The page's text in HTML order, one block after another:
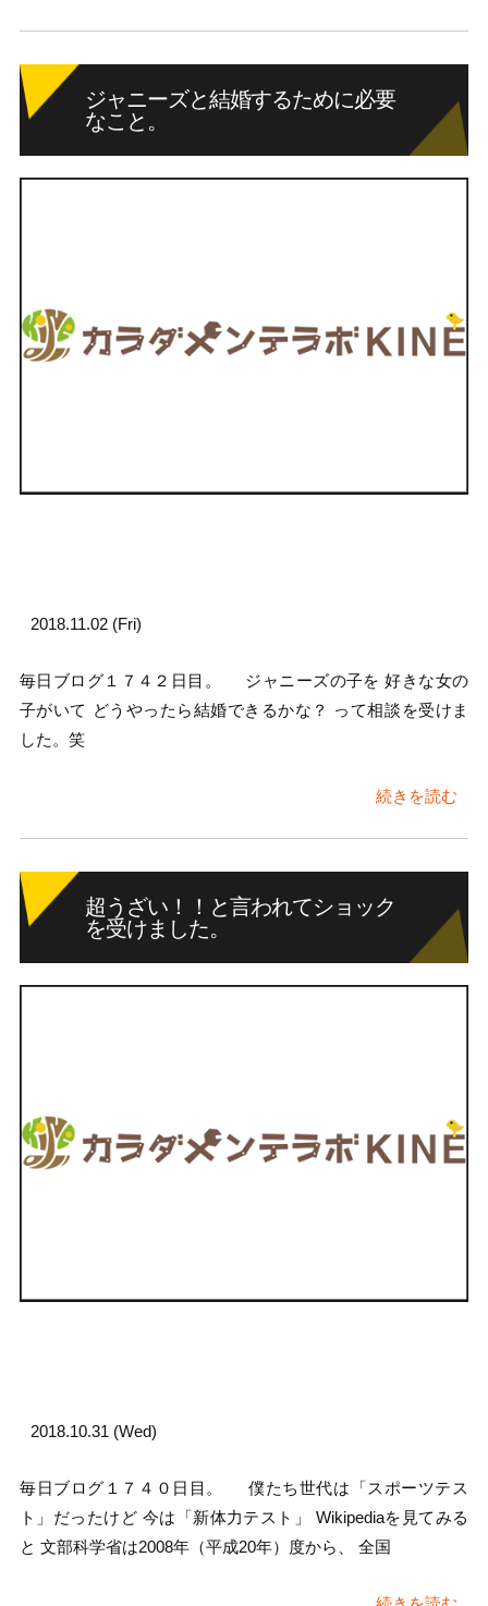
ジャニーズと結婚するために必要
なこと。
2018.11.02 (Fri)
毎日ブログ１７４２日目。 ジャニーズの子を 好きな女の
子がいて どうやったら結婚できるかな？ って相談を受けま
した。笑
続きを読む
超うざい！！と言われてショック
を受けました。
2018.10.31 (Wed)
毎日ブログ１７４０日目。 僕たち世代は「スポーツテス
ト」だったけど 今は「新体力テスト」 Wikipediaを見てみる
と 文部科学省は2008年（平成20年）度から、 全国